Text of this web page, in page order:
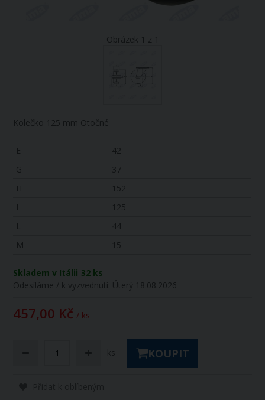
Obrázek 1 z 1
Kolečko 125 mm Otočné
E
42
G
37
H
152
I
125
L
44
M
15
Skladem v Itálii 32 ks
Odesíláme / k vyzvednutí: Úterý 18.08.2026
457,00 Kč / ks
ks KOUPIT